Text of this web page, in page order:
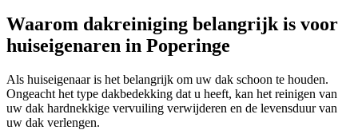
Waarom dakreiniging belangrijk is voor
huiseigenaren in Poperinge
Als huiseigenaar is het belangrijk om uw dak schoon te houden.
Ongeacht het type dakbedekking dat u heeft, kan het reinigen van
uw dak hardnekkige vervuiling verwijderen en de levensduur van
uw dak verlengen.